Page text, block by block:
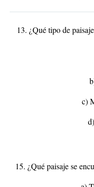
13. ¿Qué tipo de
c)
15. ¿Qué paisaje se